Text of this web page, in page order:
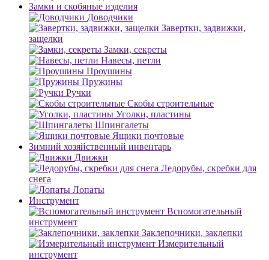
Замки и скобяные изделия
Доводчики
Завертки, задвижки,
защелки
Замки, секреты
Навесы, петли
Проушины
Пружины
Ручки
Скобы строительные
Уголки, пластины
Шпингалеты
Ящики почтовые
Зимний хозяйственный инвентарь
Движки
Ледорубы, скребки для
снега
Лопаты
Инструмент
Вспомогательный
инструмент
Заклепочники, заклепки
Измерительный
инструмент